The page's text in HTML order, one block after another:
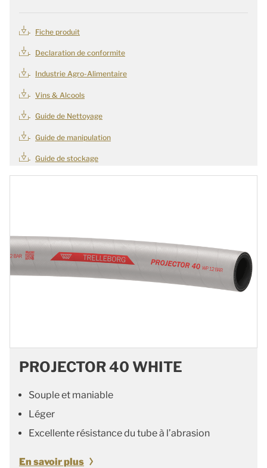
Fiche produit
Declaration de conformite
Industrie Agro-Alimentaire
Vins & Alcools
Guide de Nettoyage
Guide de manipulation
Guide de stockage
PROJECTOR 40 WHITE
Souple et maniable
Léger
Excellente résistance du tube à l’abrasion
En savoir plus